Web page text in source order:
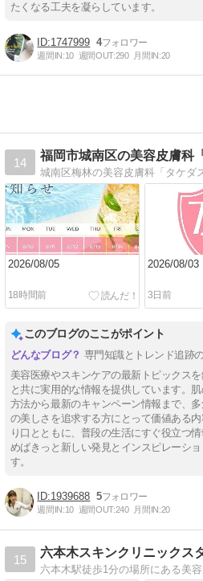
たくなる工夫を凝らしています。
1747999 4
週間IN:10 週間OUT:290 月間IN:20
14
2026/08/05
18時間前
2026/08/03
3日前
このブログのここがポイント
専門知識とトレンド追跡
美容医療やスキンケアの最新トピックス
と共に実用的な情報を提供しています。
方法から最新のキャンペーン情報まで、
の美しさを追求する方にとって価値ある
り口とともに、普段の生活にすぐ役立つ
めばきっと新しい発見とインスピレーシ
す。
1939688 5
週間IN:10 週間OUT:240 月間IN:20
15
六本木スキンクリニックス